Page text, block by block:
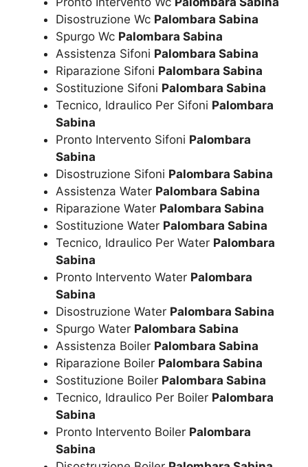
Disostruzione Wc Palombara Sabina
Spurgo Wc Palombara Sabina
Assistenza Sifoni Palombara Sabina
Riparazione Sifoni Palombara Sabina
Sostituzione Sifoni Palombara Sabina
Tecnico, Idraulico Per Sifoni Palombara
Sabina
Pronto Intervento Sifoni Palombara
Sabina
Disostruzione Sifoni Palombara Sabina
Assistenza Water Palombara Sabina
Riparazione Water Palombara Sabina
Sostituzione Water Palombara Sabina
Tecnico, Idraulico Per Water Palombara
Sabina
Pronto Intervento Water Palombara
Sabina
Disostruzione Water Palombara Sabina
Spurgo Water Palombara Sabina
Assistenza Boiler Palombara Sabina
Riparazione Boiler Palombara Sabina
Sostituzione Boiler Palombara Sabina
Tecnico, Idraulico Per Boiler Palombara
Sabina
Pronto Intervento Boiler Palombara
Sabina